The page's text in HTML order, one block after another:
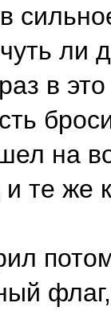
ли
в
на
те же